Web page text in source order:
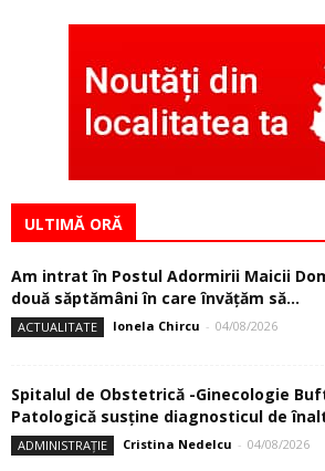
ULTIMĂ ORĂ
Am intrat în Postul Adormirii Maicii
două săptămâni în care învăţăm să...
ACTUALITATE Ionela Chircu - 04/08/2026
Spitalul de Obstetrică -Ginecologie
Patologică susţine diagnosticul de
ADMINISTRAȚIE Cristina Nedelcu - 04/08/2026